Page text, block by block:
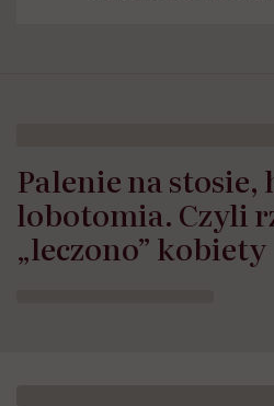
Palenie na stosie,
lobotomia. Czyli
„leczono” kobiety